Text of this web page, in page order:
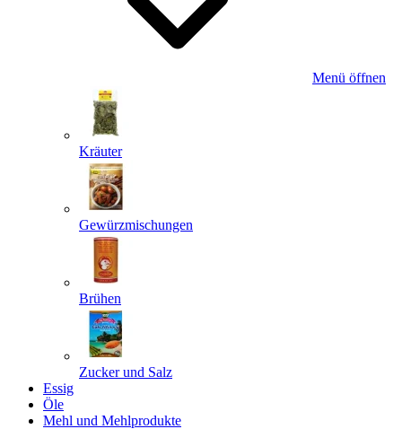
Menü öffnen
Kräuter
Gewürzmischungen
Brühen
Zucker und Salz
Essig
Öle
Mehl und Mehlprodukte